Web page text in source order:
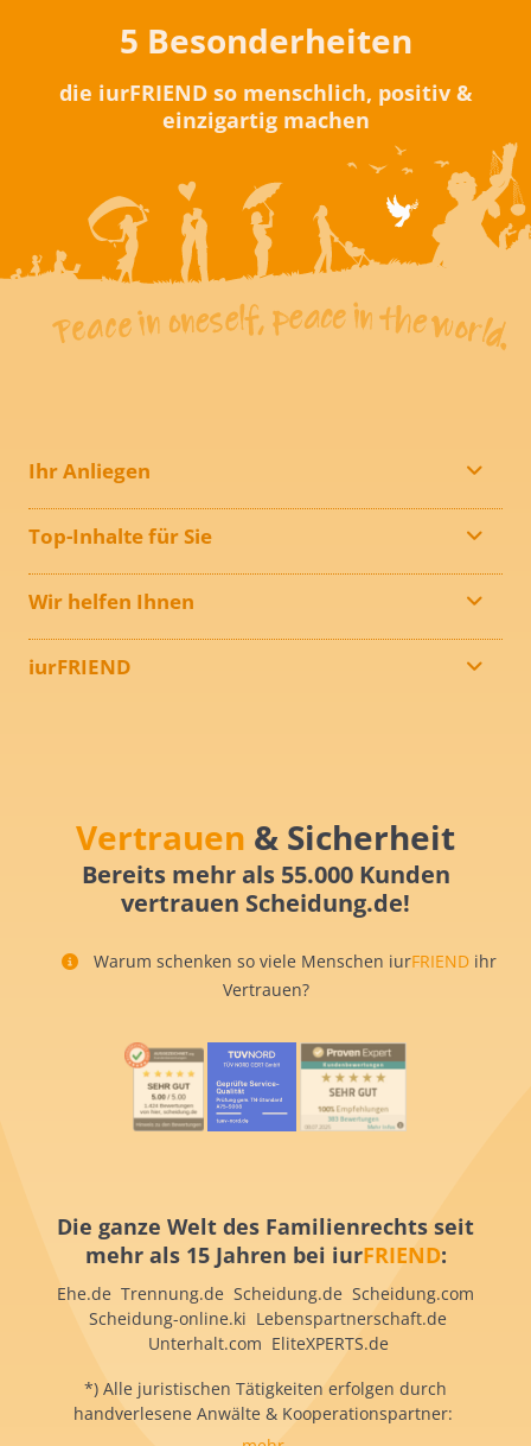
5 Besonderheiten
die iurFRIEND so menschlich, positiv &
einzigartig machen
Ihr Anliegen
Top-Inhalte für Sie
Wir helfen Ihnen
iurFRIEND
Vertrauen & Sicherheit
Bereits mehr als 55.000 Kunden
vertrauen Scheidung.de!
Warum schenken so viele Menschen iurFRIEND ihr
Vertrauen?
Die ganze Welt des Familienrechts seit
mehr als 15 Jahren bei iurFRIEND:
Ehe.de Trennung.de Scheidung.de Scheidung.com
Scheidung-online.ki Lebenspartnerschaft.de
Unterhalt.com EliteXPERTS.de
*) Alle juristischen Tätigkeiten erfolgen durch
handverlesene Anwälte & Kooperationspartner: